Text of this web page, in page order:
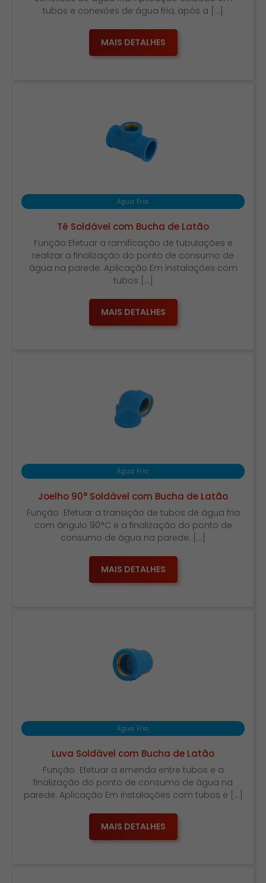
tubos e conexões de água fria, após a […]
MAIS DETALHES
Água Fria
Tê Soldável com Bucha de Latão
Função Efetuar a ramificação de tubulações e
realizar a finalização do ponto de consumo de
água na parede. Aplicação Em instalações com
tubos […]
MAIS DETALHES
Água Fria
Joelho 90° Soldável com Bucha de Latão
Função Efetuar a transição de tubos de água fria
com ângulo 90°C e a finalização do ponto de
consumo de água na parede. […]
MAIS DETALHES
Água Fria
Luva Soldável com Bucha de Latão
Função Efetuar a emenda entre tubos e a
finalização do ponto de consumo de água na
parede. Aplicação Em instalações com tubos e […]
MAIS DETALHES